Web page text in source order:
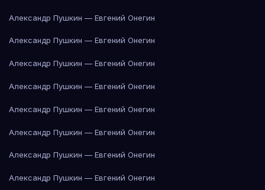
Александр Пушкин — Евгений Онегин
Александр Пушкин — Евгений Онегин
Александр Пушкин — Евгений Онегин
Александр Пушкин — Евгений Онегин
Александр Пушкин — Евгений Онегин
Александр Пушкин — Евгений Онегин
Александр Пушкин — Евгений Онегин
Александр Пушкин — Евгений Онегин